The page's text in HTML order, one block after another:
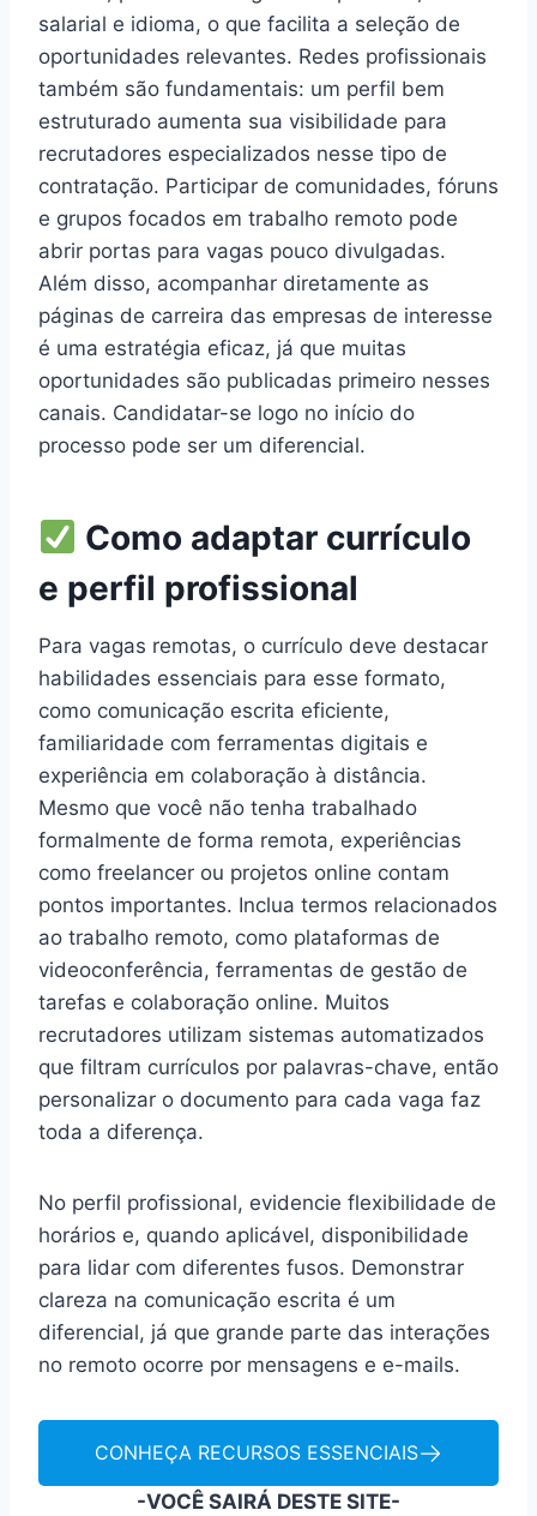
salarial e idioma, o que facilita a seleção de
oportunidades relevantes. Redes profissionais
também são fundamentais: um perfil bem
estruturado aumenta sua visibilidade para
recrutadores especializados nesse tipo de
contratação. Participar de comunidades, fóruns
e grupos focados em trabalho remoto pode
abrir portas para vagas pouco divulgadas.
Além disso, acompanhar diretamente as
páginas de carreira das empresas de interesse
é uma estratégia eficaz, já que muitas
oportunidades são publicadas primeiro nesses
canais. Candidatar-se logo no início do
processo pode ser um diferencial.
Como adaptar currículo
e perfil profissional
Para vagas remotas, o currículo deve destacar
habilidades essenciais para esse formato,
como comunicação escrita eficiente,
familiaridade com ferramentas digitais e
experiência em colaboração à distância.
Mesmo que você não tenha trabalhado
formalmente de forma remota, experiências
como freelancer ou projetos online contam
pontos importantes. Inclua termos relacionados
ao trabalho remoto, como plataformas de
videoconferência, ferramentas de gestão de
tarefas e colaboração online. Muitos
recrutadores utilizam sistemas automatizados
que filtram currículos por palavras-chave, então
personalizar o documento para cada vaga faz
toda a diferença.
No perfil profissional, evidencie flexibilidade de
horários e, quando aplicável, disponibilidade
para lidar com diferentes fusos. Demonstrar
clareza na comunicação escrita é um
diferencial, já que grande parte das interações
no remoto ocorre por mensagens e e-mails.
CONHEÇA RECURSOS ESSENCIAIS
-VOCÊ SAIRÁ DESTE SITE-